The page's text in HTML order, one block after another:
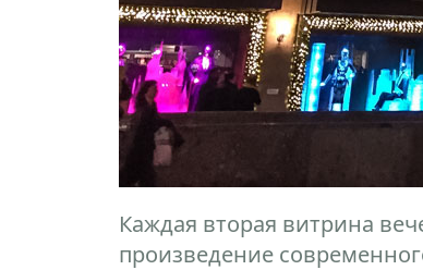
Каждая вторая витрина
произведение